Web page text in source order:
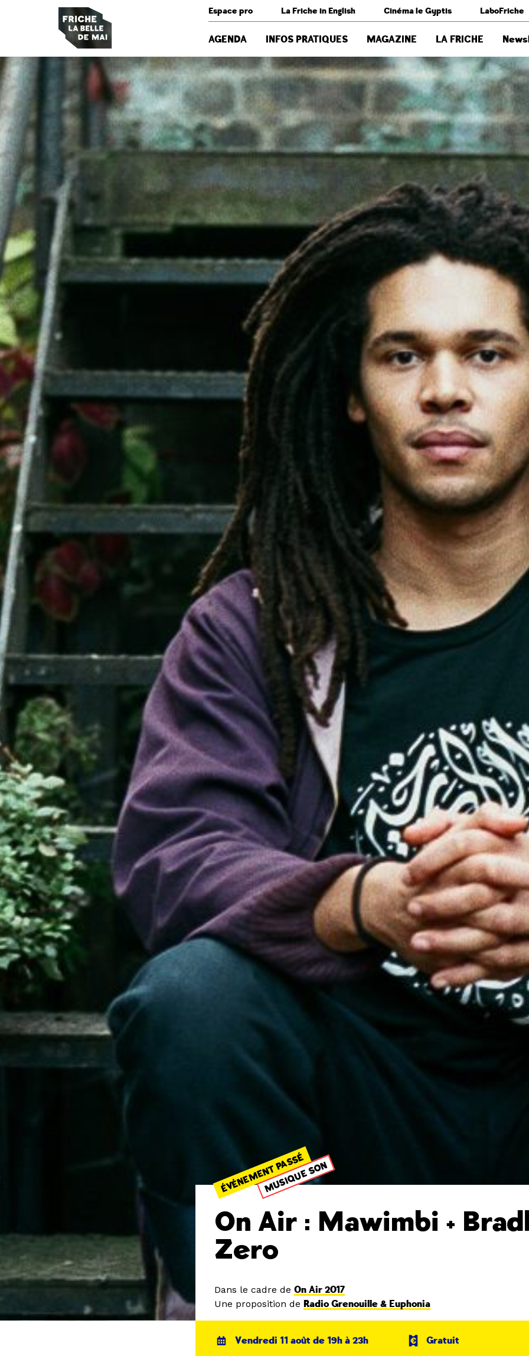
Espace pro La Friche in English Cinéma le Gyptis LaboFriche
AGENDA INFOS PRATIQUES MAGAZINE LA FRICHE
ÉVÉNEMENT PASSÉ
MUSIQUE SON
On Air : Mawimbi +
Zero
Dans le cadre deOn Air 2017
Une proposition de Radio Grenouille & Euphonia
Vendredi 11 août de 19h à 23h
Gratuit
Panneau de gestion des cookies